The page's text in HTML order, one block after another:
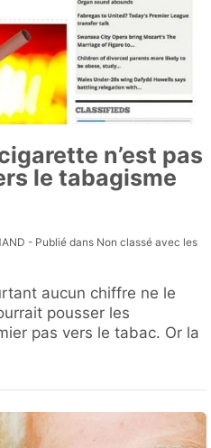
n’est pas
le tabagisme
- Publié dans Non classé avec les
aucun chiffre ne le
pousser les
pas vers le tabac. Or la